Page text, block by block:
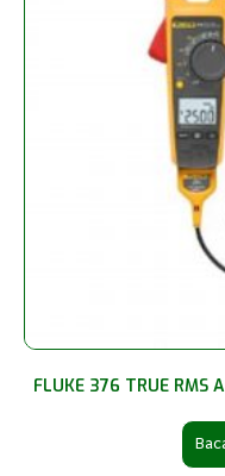
FLUKE 376 TRUE RMS